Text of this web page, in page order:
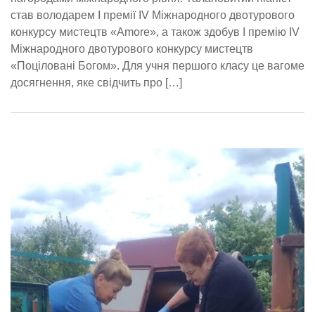
став володарем І премії IV Міжнародного двотурового
конкурсу мистецтв «Amore», а також здобув І премію IV
Міжнародного двотурового конкурсу мистецтв
«Поціловані Богом». Для учня першого класу це вагоме
досягнення, яке свідчить про […]